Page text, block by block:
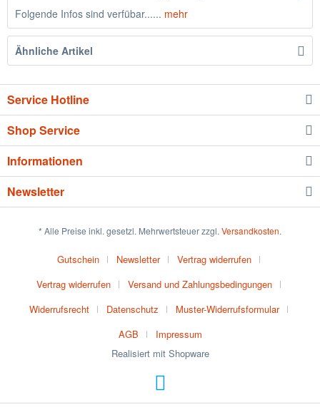
Folgende Infos sind verfübar...... mehr
Ähnliche Artikel
Service Hotline
Shop Service
Informationen
Newsletter
* Alle Preise inkl. gesetzl. Mehrwertsteuer zzgl. Versandkosten.
Gutschein Newsletter
Vertrag widerrufen
Vertrag widerrufen
Versand und Zahlungsbedingungen
Widerrufsrecht
Datenschutz
Muster-Widerrufsformular
AGB
Impressum
Realisiert mit Shopware